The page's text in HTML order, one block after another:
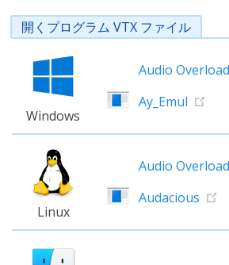
開くプログラム VTX ファイル
Windows
Audio Overload
Ay_Emul
Linux
Audio Overload
Audacious